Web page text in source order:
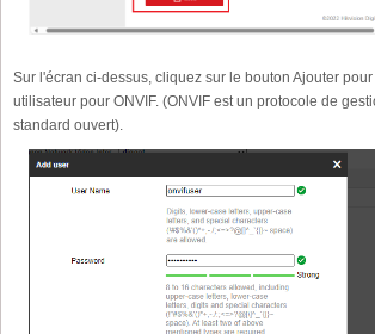
Sur l'écran ci-dessus, cliquez sur le bouton Ajouter
utilisateur pour ONVIF. (ONVIF est un protocole de
standard ouvert).